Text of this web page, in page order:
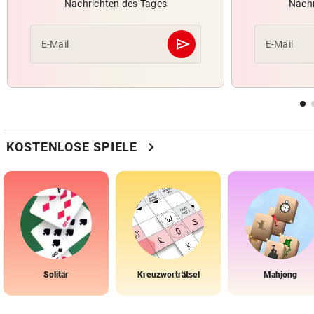
Nachrichten des Tages
E-Mail send
Abschicken E-Mail
KOSTENLOSE SPIELE chevron_right
Solitär Kreuzworträtsel Mahjong